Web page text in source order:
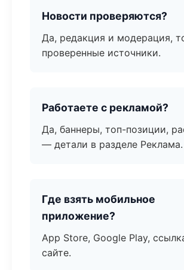
Новости проверяются?
Да, редакция и модерация,
проверенные источники.
Работаете с рекламой?
Да, баннеры, топ-позиции,
— детали в разделе Реклама.
Где взять мобильное
приложение?
App Store, Google Play,
сайте.